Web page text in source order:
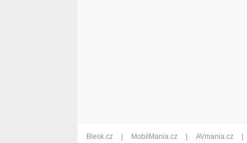
Blesk.cz MobilMania.cz AVmania.cz